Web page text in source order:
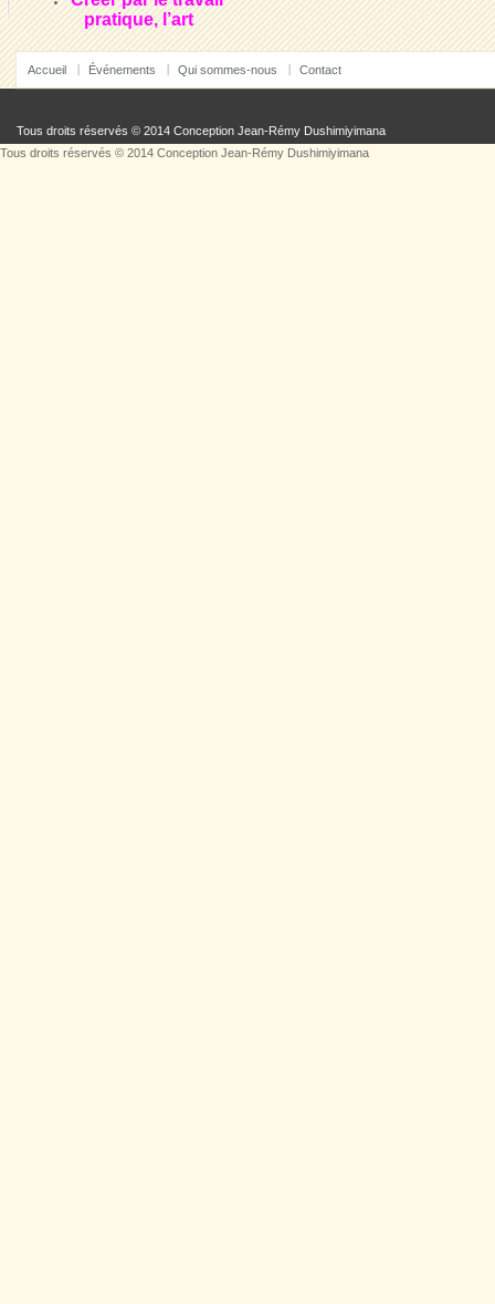
pratique, l’art
Accueil Événements Qui sommes-nous Contact
Tous droits réservés © 2014 Conception Jean-Rémy Dushimiyimana
Tous droits réservés © 2014 Conception Jean-Rémy Dushimiyimana